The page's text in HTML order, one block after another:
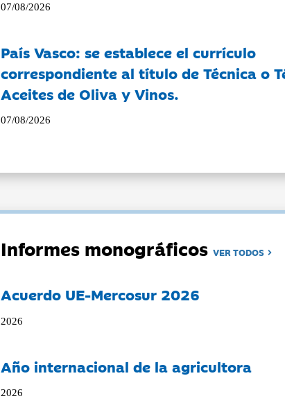
07/08/2026
País Vasco: se establece el currículo
correspondiente al título de Técnica o
Aceites de Oliva y Vinos.
07/08/2026
Informes monográficosVER TODOS
Acuerdo UE-Mercosur 2026
2026
Año internacional de la agricultora
2026